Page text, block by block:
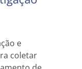
e
coletar